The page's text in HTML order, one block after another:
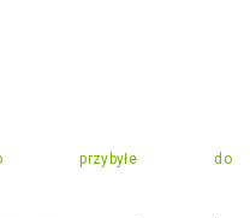
przybyłe do